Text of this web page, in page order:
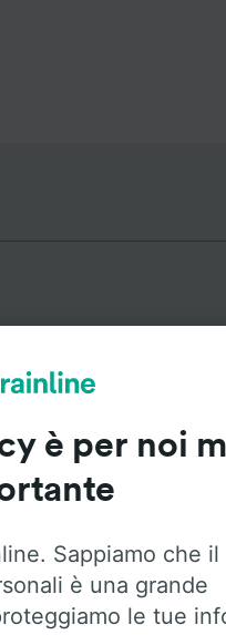
da
Durata
7m
è per noi
Sappiamo che il
è una grande
le tue